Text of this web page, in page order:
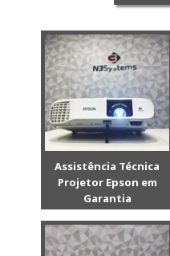
Assistência Técnica
Projetor Epson em
Garantia